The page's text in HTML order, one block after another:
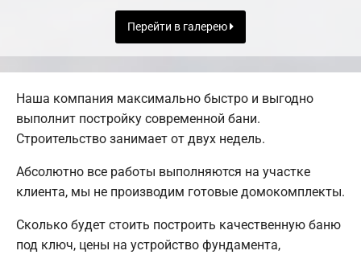
Перейти в галерею
Наша компания максимально быстро и выгодно
выполнит постройку современной бани.
Строительство занимает от двух недель.
Абсолютно все работы выполняются на участке
клиента, мы не производим готовые домокомплекты.
Сколько будет стоить построить качественную баню
под ключ, цены на устройство фундамента,